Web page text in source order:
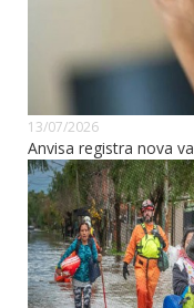
13/07/2026
Anvisa registra nova